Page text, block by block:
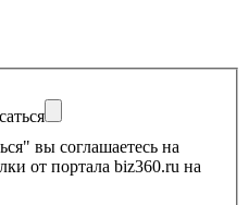
вы соглашаетесь на
от портала biz360.ru на